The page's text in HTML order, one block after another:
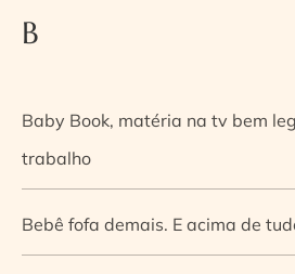
B
Baby Book, matéria na tv bem
trabalho
Bebê fofa demais. E acima de